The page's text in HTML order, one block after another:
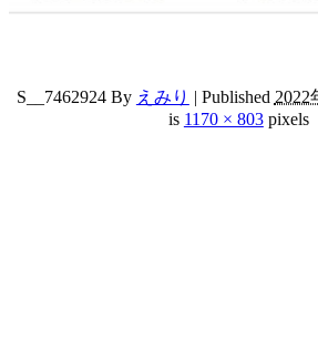
S__7462924 By えみり | Published 2022
is 1170 × 803pixels